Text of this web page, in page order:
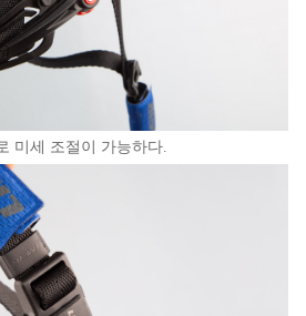
미세 조절이 가능하다.